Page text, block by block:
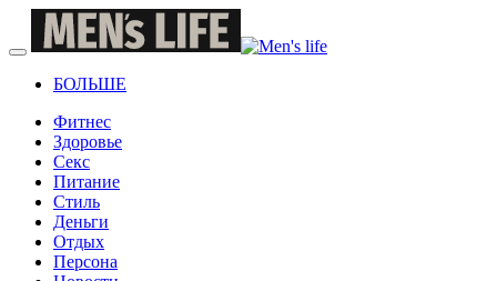
БОЛЬШЕ
Фитнес
Здоровье
Секс
Питание
Стиль
Деньги
Отдых
Персона